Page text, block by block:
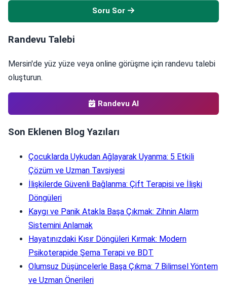
Soru Sor
Randevu Talebi
Mersin'de yüz yüze veya online görüşme için randevu talebi
oluşturun.
Randevu Al
Son Eklenen Blog Yazıları
Çocuklarda Uykudan Ağlayarak Uyanma: 5 Etkili
Çözüm ve Uzman Tavsiyesi
İlişkilerde Güvenli Bağlanma: Çift Terapisi ve İlişki
Döngüleri
Kaygı ve Panik Atakla Başa Çıkmak: Zihnin Alarm
Sistemini Anlamak
Hayatınızdaki Kısır Döngüleri Kırmak: Modern
Psikoterapide Şema Terapi ve BDT
Olumsuz Düşüncelerle Başa Çıkma: 7 Bilimsel Yöntem
ve Uzman Önerileri